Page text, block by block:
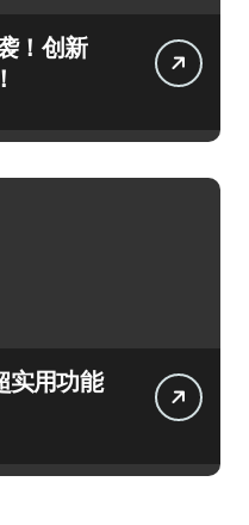
！创新
实用功能